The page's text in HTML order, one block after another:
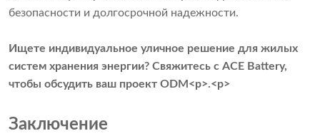
безопасности и долгосрочной надежности.
Ищете индивидуальное уличное решение для жилых
систем хранения энергии? Свяжитесь с ACE Battery,
чтобы обсудить ваш проект ODM <р>.<р>
Заключение